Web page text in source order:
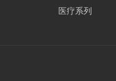
医疗系列